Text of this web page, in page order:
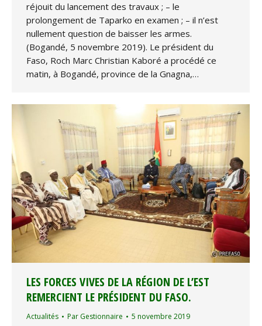
réjouit du lancement des travaux ; – le
prolongement de Taparko en examen ; – il n’est
nullement question de baisser les armes.
(Bogandé, 5 novembre 2019). Le président du
Faso, Roch Marc Christian Kaboré a procédé ce
matin, à Bogandé, province de la Gnagna,…
LES FORCES VIVES DE LA RÉGION DE L’EST
REMERCIENT LE PRÉSIDENT DU FASO.
Actualités Par Gestionnaire 5 novembre 2019